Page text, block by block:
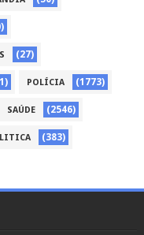
(27)
POLÍCIA (1773)
SAÚDE (2546)
(383)